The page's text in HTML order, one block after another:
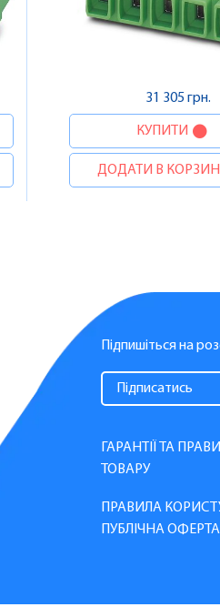
31 305 грн.
КУПИТИ
ДОДАТИ В
Підпишіться на
ГАРАНТІЇ ТА
ТОВАРУ
ПРАВИЛА
ПУБЛІЧНА ОФЕРТА